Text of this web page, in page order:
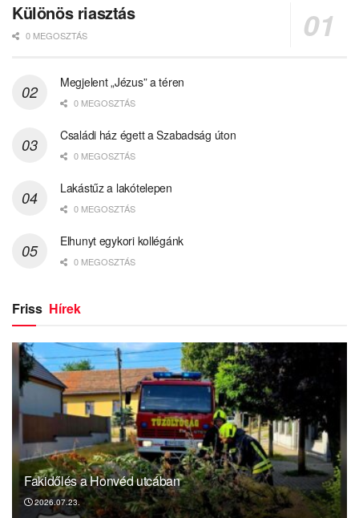
Különös riasztás
0 MEGOSZTÁS
Megjelent „Jézus” a téren
0 MEGOSZTÁS
Családi ház égett a Szabadság úton
0 MEGOSZTÁS
Lakástűz a lakótelepen
0 MEGOSZTÁS
Elhunyt egykori kollégánk
0 MEGOSZTÁS
Friss Hírek
Fakidőlés a Honvéd utcában
2026.07.23.